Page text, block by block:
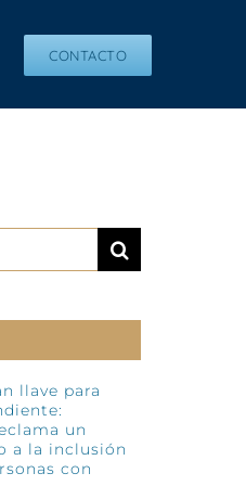
CONTACTO
llave para
un
a la inclusión
con